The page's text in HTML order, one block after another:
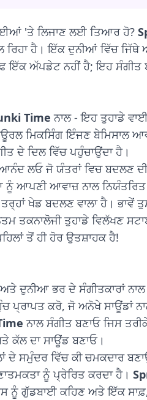
'ਤੇ ਲਿਜਾਣ ਲਈ ਤਿਆਰ ਹੋ?
ਰਿਹਾ ਹੈ। ਇੱਕ ਦੁਨੀਆਂ ਵਿੱਚ
ਅੱਪਡੇਟ ਨਹੀਂ ਹੈ; ਇਹ ਸੰਗੀਤ
Time ਨਾਲ - ਇਹ ਤੁਹਾਡੇ
ਮਿਕਸਿੰਗ ਇੰਜਣ ਬੇਮਿਸਾਲ
ਦੇ ਦਿਲ ਵਿੱਚ ਪਹੁੰਚਾਉਂਦਾ ਹੈ।
ਲਓ ਜੋ ਯੰਤਰਾਂ ਵਿਚ ਬਦਲਣ
ਆਪਣੀ ਆਵਾਜ਼ ਨਾਲ ਨਿਯੰਤਰਿਤ
ਖੇਡ ਬਦਲਣ ਵਾਲਾ ਹੈ। ਭਾਵੇਂ
ਤਕਨਾਲੋਜੀ ਤੁਹਾਡੇ ਵਿਲੱਖਣ
ਤੋਂ ਹੀ ਹੋਰ ਉਤਸ਼ਾਹਕ ਹੈ!
ਦੁਨੀਆ ਭਰ ਦੇ ਸੰਗੀਤਕਾਰਾਂ
ਕਰੋ, ਜੋ ਅਨੋਖੇ ਸਾਊਂਡਾਂ
ਨਾਲ ਸੰਗੀਤ ਬਣਾਓ ਜਿਸ
ਕੱਲ ਦਾ ਸਾਊਂਡ ਬਣਾਓ।
ਦੇ ਸਮੁੰਦਰ ਵਿੱਚ ਕੀ ਚਮਕਦਾਰ
ਨੂੰ ਪ੍ਰੇਰਿਤ ਕਰਦਾ ਹੈ।
ਨੂੰ ਗੁੱਡਬਾਈ ਕਹਿਣ ਅਤੇ ਇੱਕ